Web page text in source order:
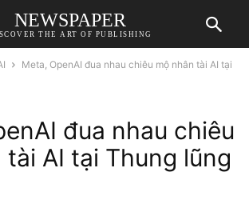
NEWSPAPER
THE ART OF PUBLISHING
Meta, OpenAI đua nhau chiêu mộ nhân tài AI tại
đua nhau chiêu
tài AI tại Thung lũng